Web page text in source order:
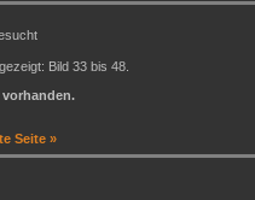
Bild 33 bis 48.
Seite »